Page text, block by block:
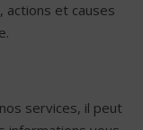
actions et causes
services, il peut